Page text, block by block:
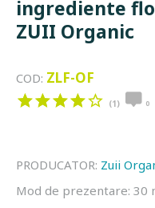
ingrediente
ZUII Organic
COD: ZLF-OF
(1) 0
PRODUCATOR: Zuii
Mod de prezentare: 30